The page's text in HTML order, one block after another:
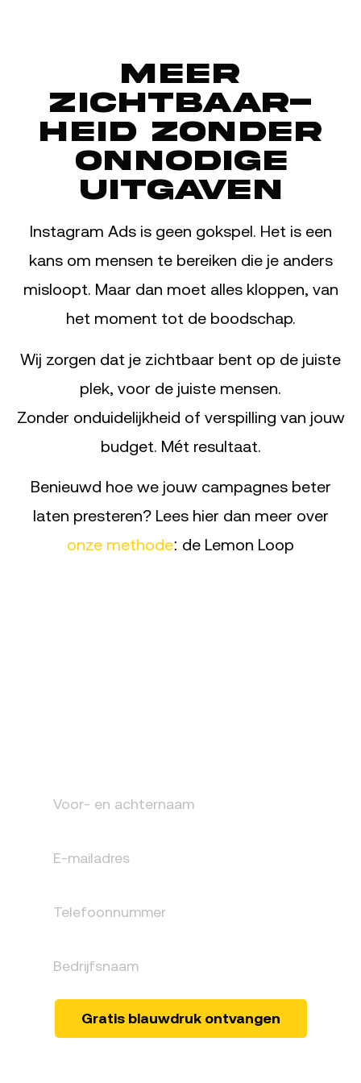
Meer
zichtbaar­
heid zonder
onnodige
uitgaven
Instagram Ads is geen gokspel. Het is een
kans om mensen te bereiken die je anders
misloopt. Maar dan moet alles kloppen, van
het moment tot de boodschap.
Wij zorgen dat je zichtbaar bent op de juiste
plek, voor de juiste mensen.
Zonder onduidelijkheid of verspilling van jouw
budget. Mét resultaat.
Benieuwd hoe we jouw campagnes beter
laten presteren? Lees hier dan meer over
onze methode: de Lemon Loop
Gratis blauwdruk ontvangen